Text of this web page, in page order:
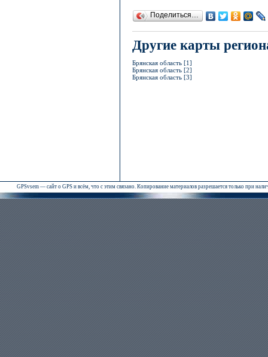
Поделиться…
Другие карты
Брянская область [1]
Брянская область [2]
Брянская область [3]
GPSvsem — сайт о GPS и всём, что с этим связано. Копирование материалов разрешается только при